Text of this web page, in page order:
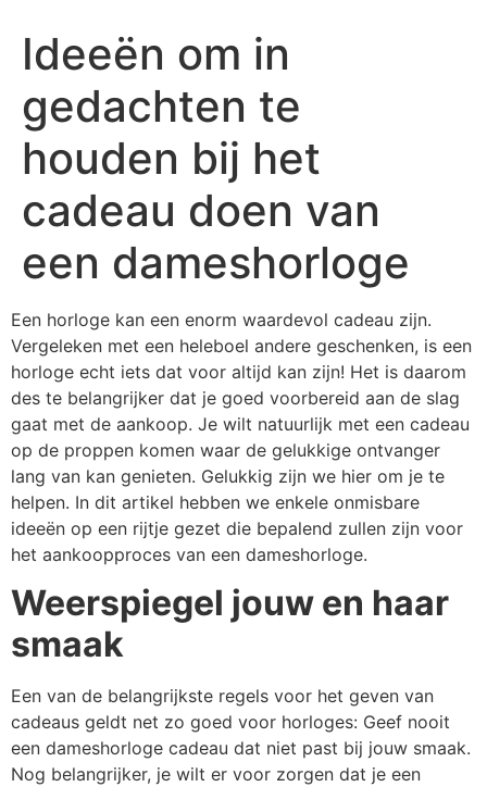
Ideeën om in
gedachten te
houden bij het
cadeau doen van
een dameshorloge
Een horloge kan een enorm waardevol cadeau zijn.
Vergeleken met een heleboel andere geschenken, is een
horloge echt iets dat voor altijd kan zijn! Het is daarom
des te belangrijker dat je goed voorbereid aan de slag
gaat met de aankoop. Je wilt natuurlijk met een cadeau
op de proppen komen waar de gelukkige ontvanger
lang van kan genieten. Gelukkig zijn we hier om je te
helpen. In dit artikel hebben we enkele onmisbare
ideeën op een rijtje gezet die bepalend zullen zijn voor
het aankoopproces van een dameshorloge.
Weerspiegel jouw en haar
smaak
Een van de belangrijkste regels voor het geven van
cadeaus geldt net zo goed voor horloges: Geef nooit
een dameshorloge cadeau dat niet past bij jouw smaak.
Nog belangrijker, je wilt er voor zorgen dat je een